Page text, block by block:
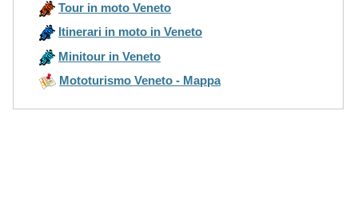
Tour in moto Veneto
Itinerari in moto in Veneto
Minitour in Veneto
Mototurismo Veneto - Mappa